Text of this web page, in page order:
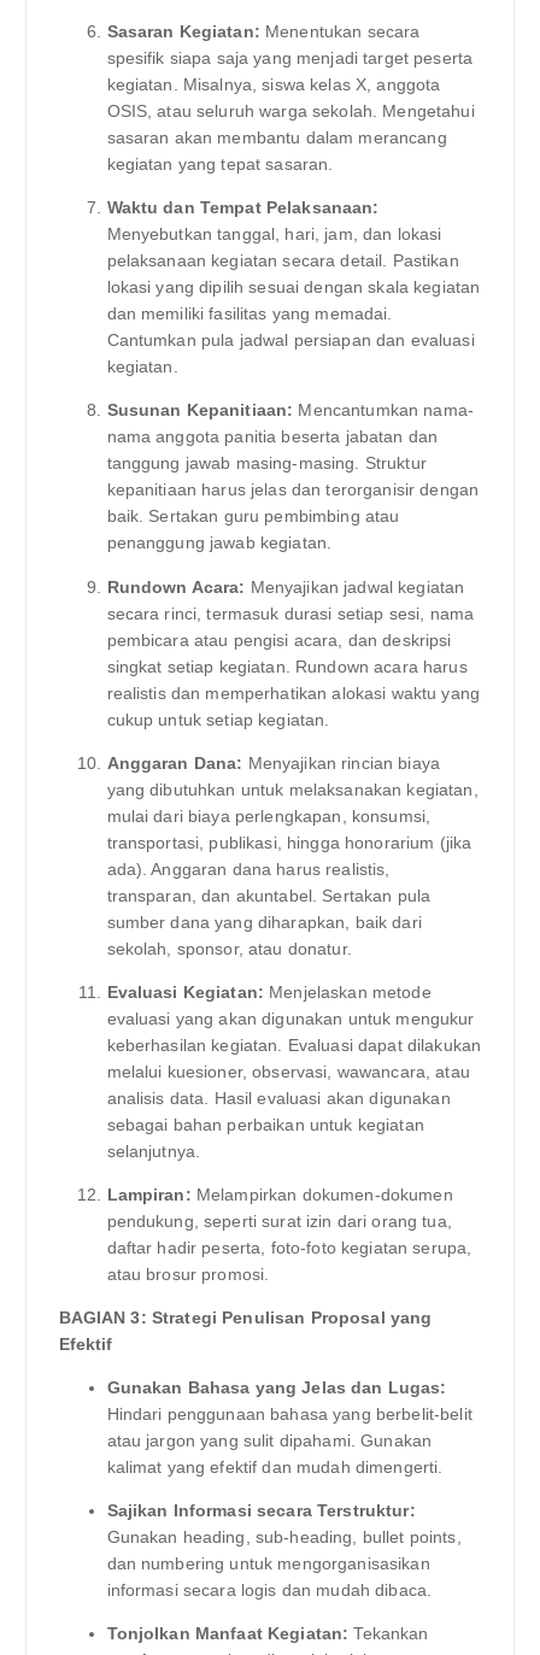
Sasaran Kegiatan: Menentukan secara
spesifik siapa saja yang menjadi target peserta
kegiatan. Misalnya, siswa kelas X, anggota
OSIS, atau seluruh warga sekolah. Mengetahui
sasaran akan membantu dalam merancang
kegiatan yang tepat sasaran.
Waktu dan Tempat Pelaksanaan:
Menyebutkan tanggal, hari, jam, dan lokasi
pelaksanaan kegiatan secara detail. Pastikan
lokasi yang dipilih sesuai dengan skala kegiatan
dan memiliki fasilitas yang memadai.
Cantumkan pula jadwal persiapan dan evaluasi
kegiatan.
Susunan Kepanitiaan: Mencantumkan nama-
nama anggota panitia beserta jabatan dan
tanggung jawab masing-masing. Struktur
kepanitiaan harus jelas dan terorganisir dengan
baik. Sertakan guru pembimbing atau
penanggung jawab kegiatan.
Rundown Acara: Menyajikan jadwal kegiatan
secara rinci, termasuk durasi setiap sesi, nama
pembicara atau pengisi acara, dan deskripsi
singkat setiap kegiatan. Rundown acara harus
realistis dan memperhatikan alokasi waktu yang
cukup untuk setiap kegiatan.
Anggaran Dana: Menyajikan rincian biaya
yang dibutuhkan untuk melaksanakan kegiatan,
mulai dari biaya perlengkapan, konsumsi,
transportasi, publikasi, hingga honorarium (jika
ada). Anggaran dana harus realistis,
transparan, dan akuntabel. Sertakan pula
sumber dana yang diharapkan, baik dari
sekolah, sponsor, atau donatur.
Evaluasi Kegiatan: Menjelaskan metode
evaluasi yang akan digunakan untuk mengukur
keberhasilan kegiatan. Evaluasi dapat dilakukan
melalui kuesioner, observasi, wawancara, atau
analisis data. Hasil evaluasi akan digunakan
sebagai bahan perbaikan untuk kegiatan
selanjutnya.
Lampiran: Melampirkan dokumen-dokumen
pendukung, seperti surat izin dari orang tua,
daftar hadir peserta, foto-foto kegiatan serupa,
atau brosur promosi.
BAGIAN 3: Strategi Penulisan Proposal yang
Efektif
Gunakan Bahasa yang Jelas dan Lugas:
Hindari penggunaan bahasa yang berbelit-belit
atau jargon yang sulit dipahami. Gunakan
kalimat yang efektif dan mudah dimengerti.
Sajikan Informasi secara Terstruktur:
Gunakan heading, sub-heading, bullet points,
dan numbering untuk mengorganisasikan
informasi secara logis dan mudah dibaca.
Tonjolkan Manfaat Kegiatan: Tekankan